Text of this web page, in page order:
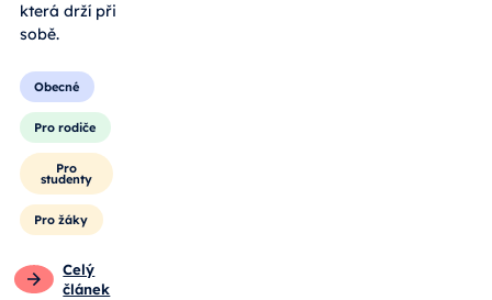
která drží při
sobě.
Obecné
Pro rodiče
Pro
studenty
Pro žáky
Celý
článek